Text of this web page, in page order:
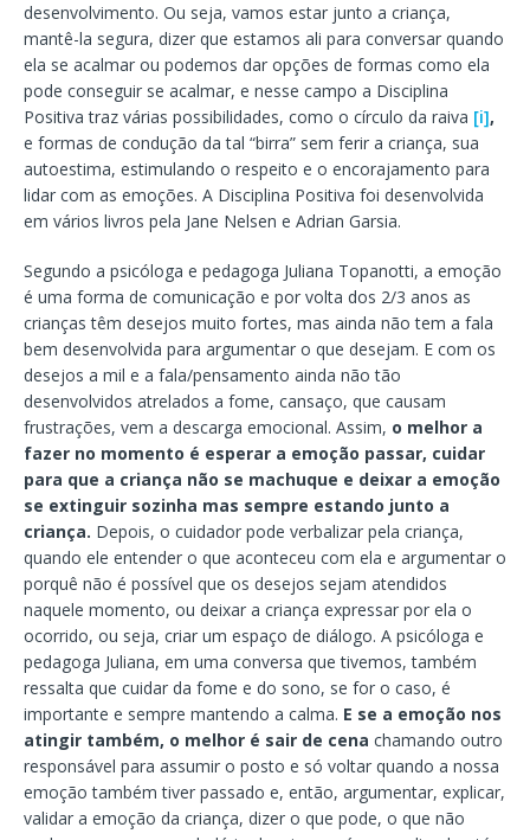
desenvolvimento. Ou seja, vamos estar junto a criança,
mantê-la segura, dizer que estamos ali para conversar quando
ela se acalmar ou podemos dar opções de formas como ela
pode conseguir se acalmar, e nesse campo a Disciplina
Positiva traz várias possibilidades, como o círculo da raiva [i],
e formas de condução da tal “birra” sem ferir a criança, sua
autoestima, estimulando o respeito e o encorajamento para
lidar com as emoções. A Disciplina Positiva foi desenvolvida
em vários livros pela Jane Nelsen e Adrian Garsia.
Segundo a psicóloga e pedagoga Juliana Topanotti, a emoção
é uma forma de comunicação e por volta dos 2/3 anos as
crianças têm desejos muito fortes, mas ainda não tem a fala
bem desenvolvida para argumentar o que desejam. E com os
desejos a mil e a fala/pensamento ainda não tão
desenvolvidos atrelados a fome, cansaço, que causam
frustrações, vem a descarga emocional. Assim, o melhor a
fazer no momento é esperar a emoção passar, cuidar
para que a criança não se machuque e deixar a emoção
se extinguir sozinha mas sempre estando junto a
criança. Depois, o cuidador pode verbalizar pela criança,
quando ele entender o que aconteceu com ela e argumentar o
porquê não é possível que os desejos sejam atendidos
naquele momento, ou deixar a criança expressar por ela o
ocorrido, ou seja, criar um espaço de diálogo. A psicóloga e
pedagoga Juliana, em uma conversa que tivemos, também
ressalta que cuidar da fome e do sono, se for o caso, é
importante e sempre mantendo a calma. E se a emoção nos
atingir também, o melhor é sair de cena chamando outro
responsável para assumir o posto e só voltar quando a nossa
emoção também tiver passado e, então, argumentar, explicar,
validar a emoção da criança, dizer o que pode, o que não